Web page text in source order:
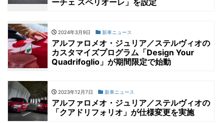
2024年3月9日 新車ニュース
アルファロメオ・ジュリア／ステルヴィオの
カスタマイズプログラム「Design Your
Quadrifoglio」が期間限定で始動
2023年12月7日 新車ニュース
アルファロメオ・ジュリア／ステルヴィオの
「クアドリフォリオ」が仕様変更を実施